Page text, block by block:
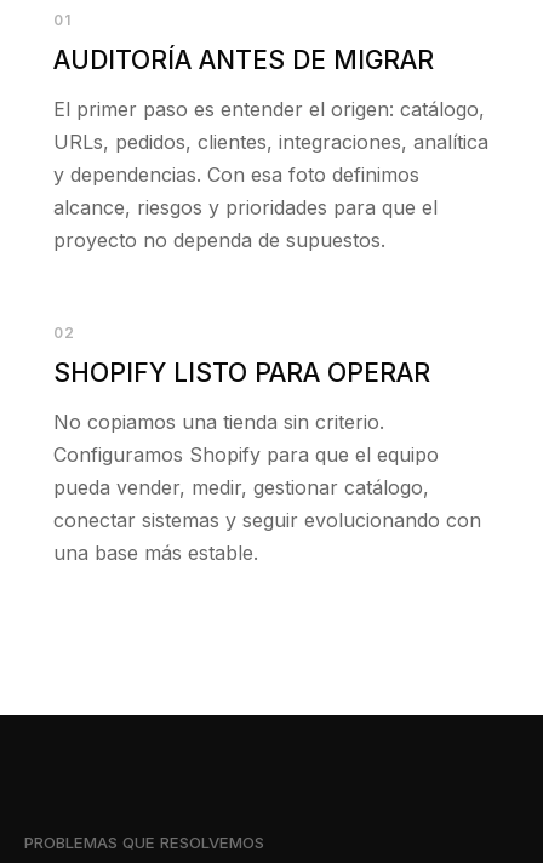
01
AUDITORÍA ANTES DE MIGRAR
El primer paso es entender el origen: catálogo,
URLs, pedidos, clientes, integraciones, analítica
y dependencias. Con esa foto definimos
alcance, riesgos y prioridades para que el
proyecto no dependa de supuestos.
02
SHOPIFY LISTO PARA OPERAR
No copiamos una tienda sin criterio.
Configuramos Shopify para que el equipo
pueda vender, medir, gestionar catálogo,
conectar sistemas y seguir evolucionando con
una base más estable.
PROBLEMAS QUE RESOLVEMOS